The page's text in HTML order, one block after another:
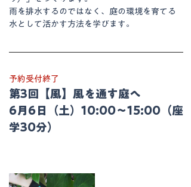
雨を排水するのではなく、庭の環境を育てる
水として活かす方法を学びます。
予約受付終了
第3回【風】風を通す庭へ
6月6日（土）10:00〜15:00（座
学30分）